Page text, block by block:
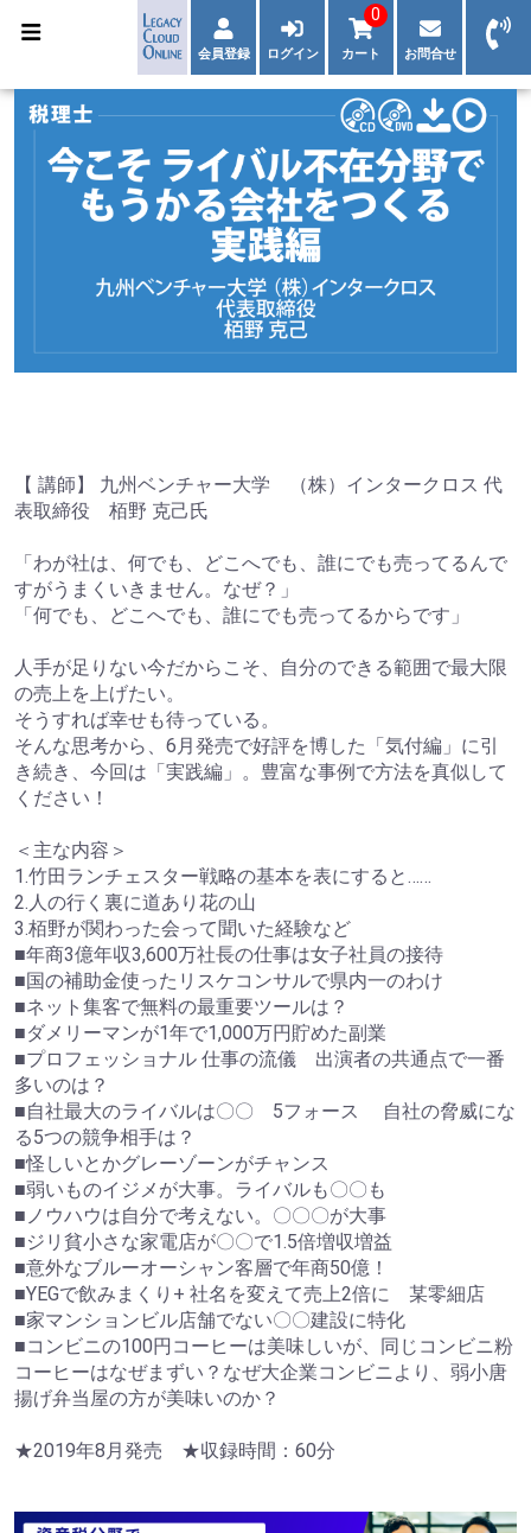
会員登録 ログイン カート
0
お問合せ
【 講師】 九州ベンチャー大学 （株）インタークロス 代
表取締役 栢野 克己氏
「わが社は、何でも、どこへでも、誰にでも売ってるんで
すがうまくいきません。なぜ？」
「何でも、どこへでも、誰にでも売ってるからです」
人手が足りない今だからこそ、自分のできる範囲で最大限
の売上を上げたい。
そうすれば幸せも待っている。
そんな思考から、6月発売で好評を博した「気付編」に引
き続き、今回は「実践編」。豊富な事例で方法を真似して
ください！
＜主な内容＞
1.竹田ランチェスター戦略の基本を表にすると……
2.人の行く裏に道あり花の山
3.栢野が関わった会って聞いた経験など
■年商3億年収3,600万社長の仕事は女子社員の接待
■国の補助金使ったリスケコンサルで県内一のわけ
■ネット集客で無料の最重要ツールは？
■ダメリーマンが1年で1,000万円貯めた副業
■プロフェッショナル 仕事の流儀 出演者の共通点で一番
多いのは？
■自社最大のライバルは〇〇 5フォース 自社の脅威にな
る5つの競争相手は？
■怪しいとかグレーゾーンがチャンス
■弱いものイジメが大事。ライバルも〇〇も
■ノウハウは自分で考えない。〇〇〇が大事
■ジリ貧小さな家電店が〇〇で1.5倍増収増益
■意外なブルーオーシャン客層で年商50億！
■YEGで飲みまくり+ 社名を変えて売上2倍に 某零細店
■家マンションビル店舗でない〇〇建設に特化
■コンビニの100円コーヒーは美味しいが、同じコンビニ粉
コーヒーはなぜまずい？なぜ大企業コンビニより、弱小唐
揚げ弁当屋の方が美味いのか？
★2019年8月発売 ★収録時間：60分